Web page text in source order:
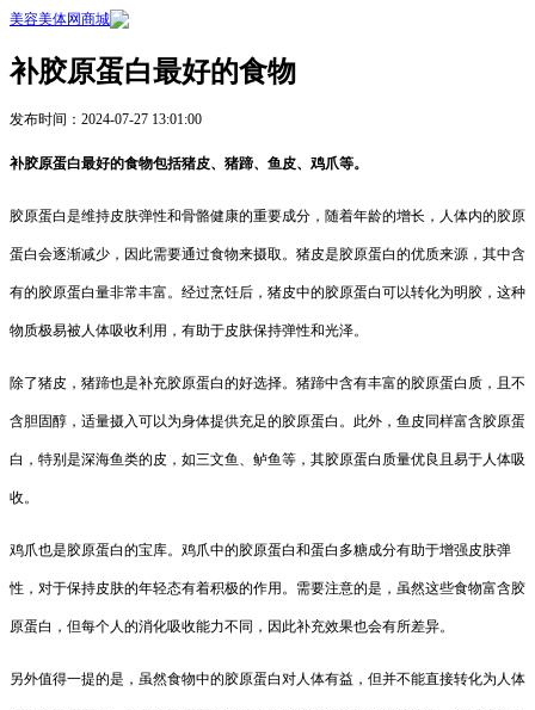
美容美体网商城
补胶原蛋白最好的食物
发布时间：2024-07-27 13:01:00
补胶原蛋白最好的食物包括猪皮、猪蹄、鱼皮、鸡爪等。
胶原蛋白是维持皮肤弹性和骨骼健康的重要成分，随着年龄的增长，人体内的胶原
蛋白会逐渐减少，因此需要通过食物来摄取。猪皮是胶原蛋白的优质来源，其中含
有的胶原蛋白量非常丰富。经过烹饪后，猪皮中的胶原蛋白可以转化为明胶，这种
物质极易被人体吸收利用，有助于皮肤保持弹性和光泽。
除了猪皮，猪蹄也是补充胶原蛋白的好选择。猪蹄中含有丰富的胶原蛋白质，且不
含胆固醇，适量摄入可以为身体提供充足的胶原蛋白。此外，鱼皮同样富含胶原蛋
白，特别是深海鱼类的皮，如三文鱼、鲈鱼等，其胶原蛋白质量优良且易于人体吸
收。
鸡爪也是胶原蛋白的宝库。鸡爪中的胶原蛋白和蛋白多糖成分有助于增强皮肤弹
性，对于保持皮肤的年轻态有着积极的作用。需要注意的是，虽然这些食物富含胶
原蛋白，但每个人的消化吸收能力不同，因此补充效果也会有所差异。
另外值得一提的是，虽然食物中的胶原蛋白对人体有益，但并不能直接转化为人体